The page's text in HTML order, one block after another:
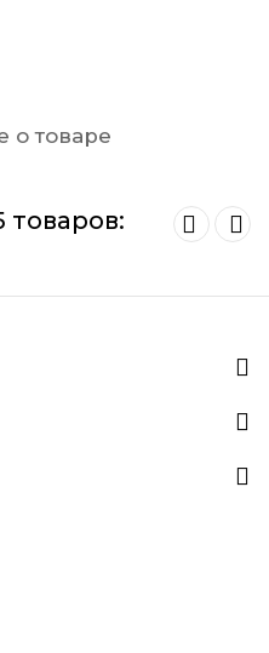
о товаре
товаров: